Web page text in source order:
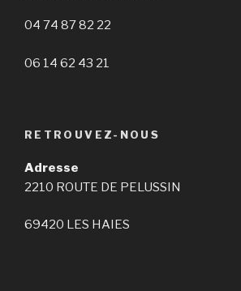
04 74 87 82 22
06 14 62 43 21
RETROUVEZ-NOUS
Adresse
2210 ROUTE DE PELUSSIN
69420 LES HAIES